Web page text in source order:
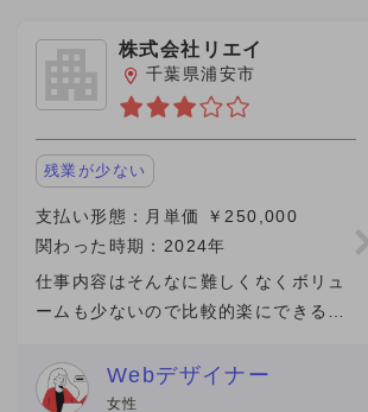
株式会社リエイ
千葉県浦安市
残業が少ない
支払い形態：月単価 ￥250,000
関わった時期：2024年
仕事内容はそんなに難しくなくボリュ
ームも少ないので比較的楽にできるの
持てない。ヒマにしてる時間がとって
もヒマ。 一緒に働く人はいい人が多
Webデザイナー
女性